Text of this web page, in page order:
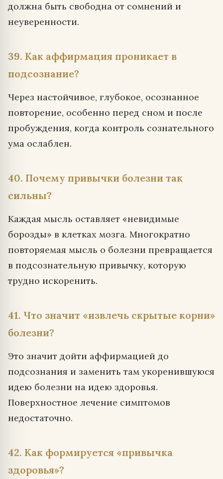
должна быть свободна от сомнений и
неуверенности.
39. Как аффирмация проникает в
подсознание?
Через настойчивое, глубокое, осознанное
повторение, особенно перед сном и после
пробуждения, когда контроль сознательного
ума ослаблен.
40. Почему привычки болезни так
сильны?
Каждая мысль оставляет «невидимые
борозды» в клетках мозга. Многократно
повторяемая мысль о болезни превращается
в подсознательную привычку, которую
трудно искоренить.
41. Что значит «извлечь скрытые корни»
болезни?
Это значит дойти аффирмацией до
подсознания и заменить там укоренившуюся
идею болезни на идею здоровья.
Поверхностное лечение симптомов
недостаточно.
42. Как формируется «привычка
здоровья»?